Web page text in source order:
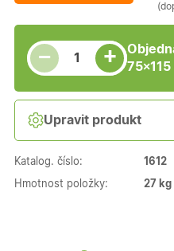
−
Snížit množství
Počet kusů +
Zvýšit
75×115
Upravit produkt
Katalog. číslo: 1612
Hmotnost položky: 27 kg